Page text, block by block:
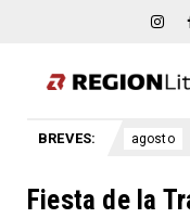
BREVES:agosto Este
Fiesta de la